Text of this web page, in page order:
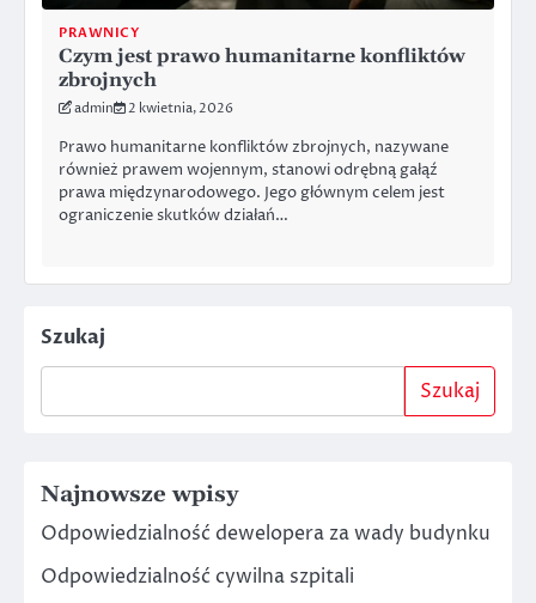
PRAWNICY
Czym jest prawo humanitarne konfliktów
zbrojnych
admin 2 kwietnia, 2026
Prawo humanitarne konfliktów zbrojnych, nazywane
również prawem wojennym, stanowi odrębną gałąź
prawa międzynarodowego. Jego głównym celem jest
ograniczenie skutków działań…
Szukaj
Szukaj
Najnowsze wpisy
Odpowiedzialność dewelopera za wady budynku
Odpowiedzialność cywilna szpitali